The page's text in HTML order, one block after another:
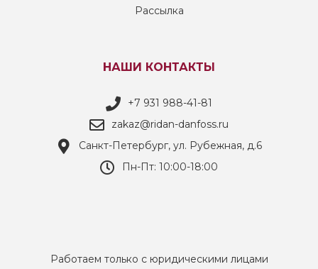
Рассылка
НАШИ КОНТАКТЫ
+7 931 988-41-81
zakaz@ridan-danfoss.ru
Санкт-Петербург, ул. Рубежная, д.6
Пн-Пт: 10:00-18:00
Работаем только с юридическими лицами